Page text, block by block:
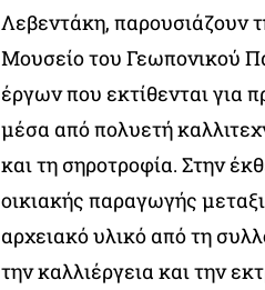
Λεβεντάκη, παρουσιάζουν
Μουσείο του Γεωπονικού
έργων που εκτίθενται για
μέσα από πολυετή
και τη σηροτροφία. Στην
οικιακής παραγωγής
αρχειακό υλικό από τη
την καλλιέργεια και την